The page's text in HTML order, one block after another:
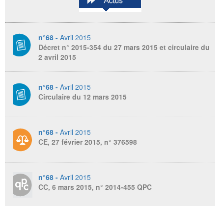
n°68 - Avril 2015
Décret n° 2015-354 du 27 mars 2015 et circulaire du
2 avril 2015
n°68 - Avril 2015
Circulaire du 12 mars 2015
n°68 - Avril 2015
CE, 27 février 2015, n° 376598
n°68 - Avril 2015
CC, 6 mars 2015, n° 2014-455 QPC